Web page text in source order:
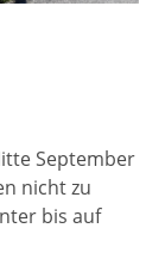
September
nicht zu
bis auf